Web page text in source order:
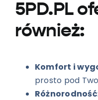
5PD.PL
również:
Komfort i
prosto pod
Różnorodność